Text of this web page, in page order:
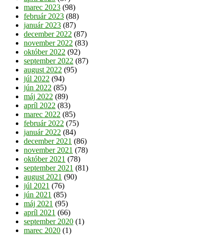
marec 2023 (98)
február 2023 (88)
január 2023 (87)
december 2022 (87)
november 2022 (83)
október 2022 (92)
september 2022 (87)
august 2022 (95)
júl 2022 (94)
jún 2022 (85)
máj 2022 (89)
apríl 2022 (83)
marec 2022 (85)
február 2022 (75)
január 2022 (84)
december 2021 (86)
november 2021 (78)
október 2021 (78)
september 2021 (81)
august 2021 (90)
júl 2021 (76)
jún 2021 (85)
máj 2021 (95)
apríl 2021 (66)
september 2020 (1)
marec 2020 (1)